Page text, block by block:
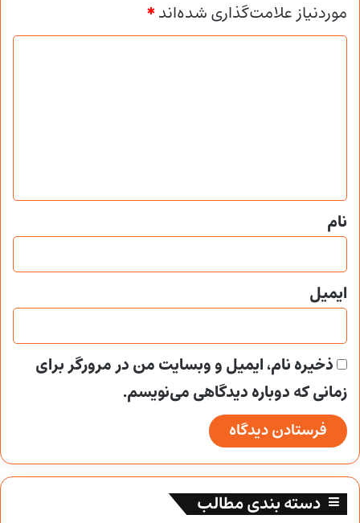
موردنیاز علامت‌گذاری شده‌اند*
*
نام
ایمیل
ذخیره نام، ایمیل و وبسایت من در مرورگر برای
زمانی که دوباره دیدگاهی می‌نویسم.
دسته بندی مطالب